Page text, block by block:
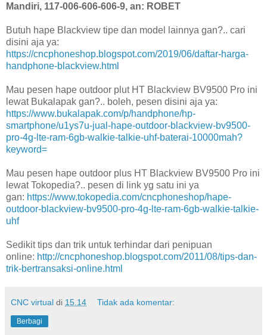
Mandiri, 117-006-606-606-9, an: ROBET
Butuh hape Blackview tipe dan model lainnya gan?.. cari
disini aja ya:
https://cncphoneshop.blogspot.com/2019/06/daftar-harga-
handphone-blackview.html
Mau pesen hape outdoor plut HT Blackview BV9500 Pro ini
lewat Bukalapak gan?.. boleh, pesen disini aja ya:
https://www.bukalapak.com/p/handphone/hp-
smartphone/u1ys7u-jual-hape-outdoor-blackview-bv9500-
pro-4g-lte-ram-6gb-walkie-talkie-uhf-baterai-10000mah?
keyword=
Mau pesen hape outdoor plus HT Blackview BV9500 Pro ini
lewat Tokopedia?.. pesen di link yg satu ini ya
gan: https://www.tokopedia.com/cncphoneshop/hape-
outdoor-blackview-bv9500-pro-4g-lte-ram-6gb-walkie-talkie-
uhf
Sedikit tips dan trik untuk terhindar dari penipuan
online: http://cncphoneshop.blogspot.com/2011/08/tips-dan-
trik-bertransaksi-online.html
CNC virtual di 15.14 Tidak ada komentar:
Berbagi